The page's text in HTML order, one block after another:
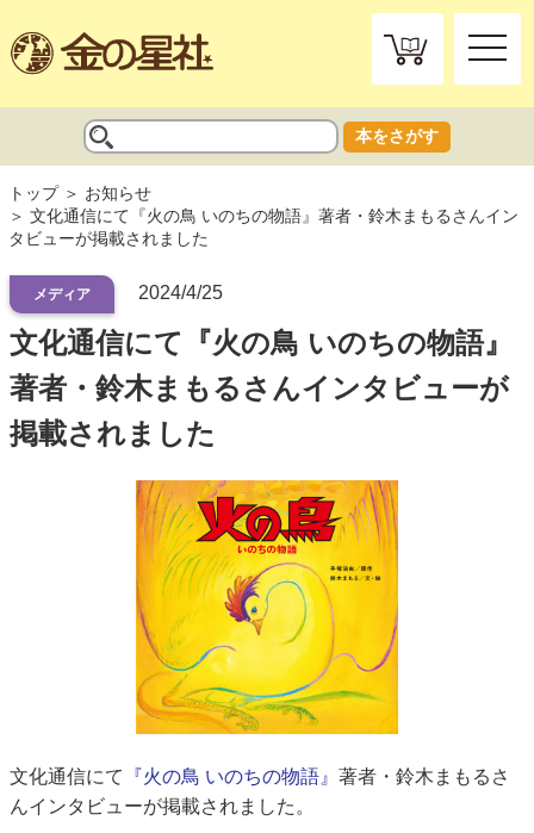
toggle
本をさがす
トップ
お知らせ
文化通信にて『火の鳥 いのちの物語』著者・鈴木まもるさんイン
タビューが掲載されました
メディア 2024/4/25
文化通信にて『火の鳥 いのちの物語』
著者・鈴木まもるさんインタビューが
掲載されました
文化通信にて 『火の鳥 いのちの物語』 著者・鈴木まもるさ
んインタビューが掲載されました。